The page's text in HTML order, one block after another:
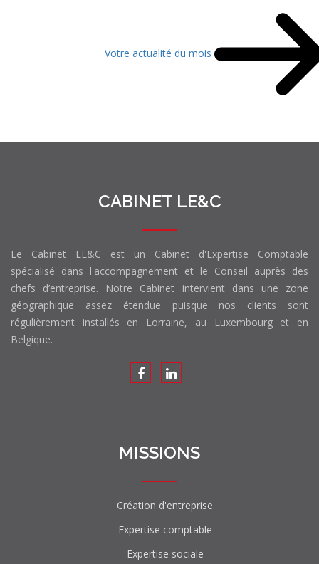
Votre actualité du mois
CABINET LE&C
Le Cabinet LE&C est un Cabinet d'Expertise Comptable
spécialisé dans l'accompagnement et le Conseil auprès des
chefs d’entreprise. Notre Cabinet intervient dans une zone
géographique assez étendue puisque nos clients sont
régulièrement installés en Lorraine, au Luxembourg et en
Belgique.
MISSIONS
Création d'entreprise
Expertise comptable
Expertise sociale